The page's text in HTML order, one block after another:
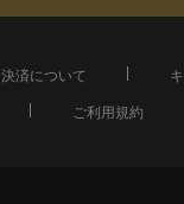
決済について
ご利用規約